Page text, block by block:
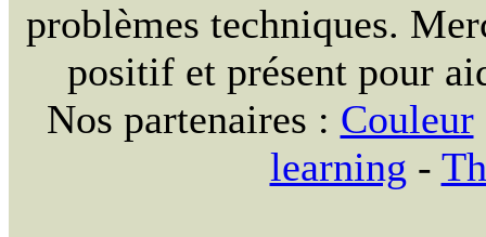
problèmes techniques.
positif et présent pour
Nos partenaires : Couleur
learning -